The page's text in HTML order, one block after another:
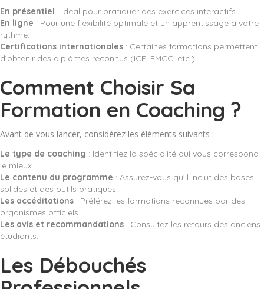
En présentiel : Idéal pour pratiquer des exercices interactifs.
En ligne : Pour une flexibilité optimale et un apprentissage à votre
rythme.
Certifications internationales : Certaines formations permettent
d’obtenir des diplômes reconnus (ICF, EMCC, etc.).
Comment Choisir Sa
Formation en Coaching ?
Avant de vous lancer, considérez les éléments suivants :
Le type de coaching : Identifiez la spécialité qui vous correspond
le mieux.
Le contenu du programme : Assurez-vous qu’il inclut des bases
solides et des outils pratiques.
Les accéditations : Préférez les formations reconnues par des
organismes officiels.
Les avis et recommandations : Consultez les retours des anciens
étudiants.
Les Débouchés